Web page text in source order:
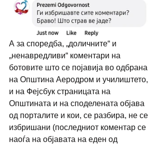
А за споредба, „доличните“ и
„ненавредливи“ коментари на
ботовите што се појавија во одбрана
на Општина Аеродром и училиштето,
и на Фејсбук страницата на
Општината и на споделената објава
од порталите и кои, се разбира, не се
избришани (последниот коментар се
наоѓа на објавата на еден од